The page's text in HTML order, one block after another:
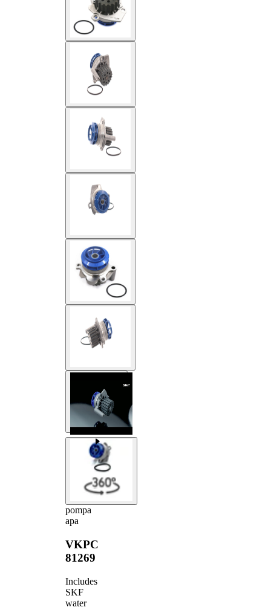
pompa
apa
VKPC
81269
Includes
SKF
water